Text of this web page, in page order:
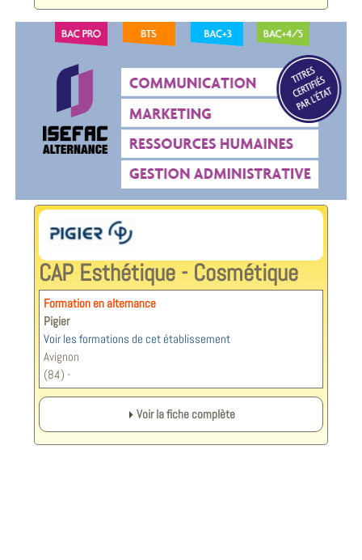
CAP Esthétique - Cosmétique
Formation en alternance
Pigier
Voir les formations de cet établissement
Avignon
(84) -
Voir la fiche complète